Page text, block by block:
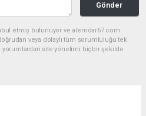
Gönder
etmiş bulunuyor ve alemdar67.com
veya dolaylı tüm sorumluluğu tek
yorumlardan site yönetimi hiçbir şekilde